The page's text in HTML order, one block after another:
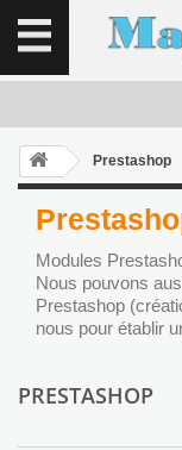
Prestashop
Modules
Nous pouvons
Prestashop
nous pour établir
PRESTASHOP